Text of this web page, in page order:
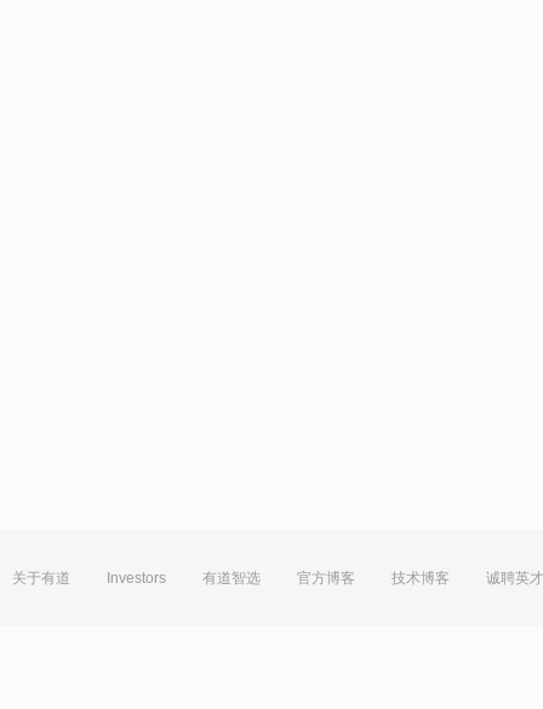
关于有道 Investors 有道智选 官方博客 技术博客 诚聘英才